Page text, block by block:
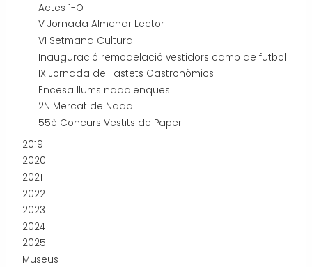
Actes 1-O
V Jornada Almenar Lector
VI Setmana Cultural
Inauguració remodelació vestidors camp de futbol
IX Jornada de Tastets Gastronòmics
Encesa llums nadalenques
2N Mercat de Nadal
55è Concurs Vestits de Paper
2019
2020
2021
2022
2023
2024
2025
Museus